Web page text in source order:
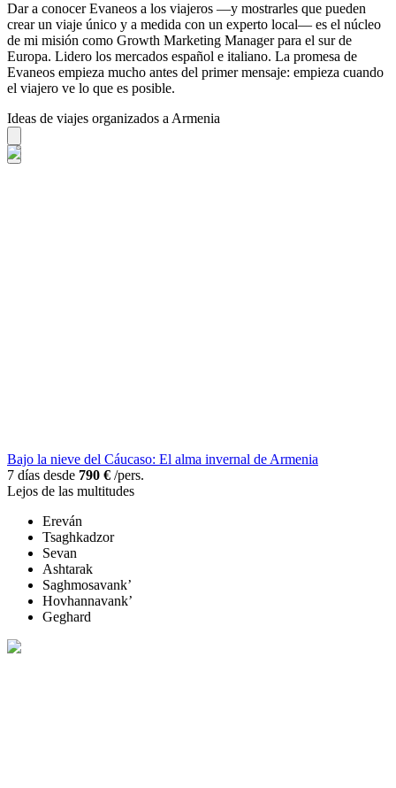
Dar a conocer Evaneos a los viajeros —y mostrarles que pueden
crear un viaje único y a medida con un experto local— es el núcleo
de mi misión como Growth Marketing Manager para el sur de
Europa. Lidero los mercados español e italiano. La promesa de
Evaneos empieza mucho antes del primer mensaje: empieza cuando
el viajero ve lo que es posible.
Ideas de viajes organizados a Armenia
Bajo la nieve del Cáucaso: El alma invernal de Armenia
7 días desde 790 € /pers.
Lejos de las multitudes
Ereván
Tsaghkadzor
Sevan
Ashtarak
Saghmosavank’
Hovhannavank’
Geghard